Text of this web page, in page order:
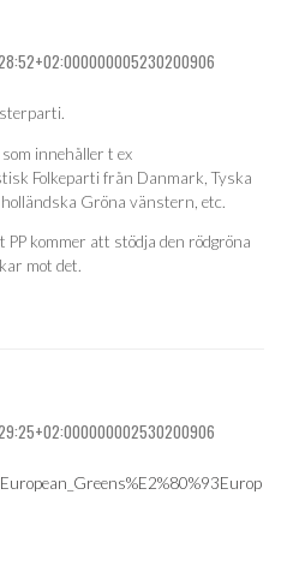
innehåller t ex
Folkeparti från Danmark, Tyska
Gröna vänstern, etc.
kommer att stödja den rödgröna
mot det.